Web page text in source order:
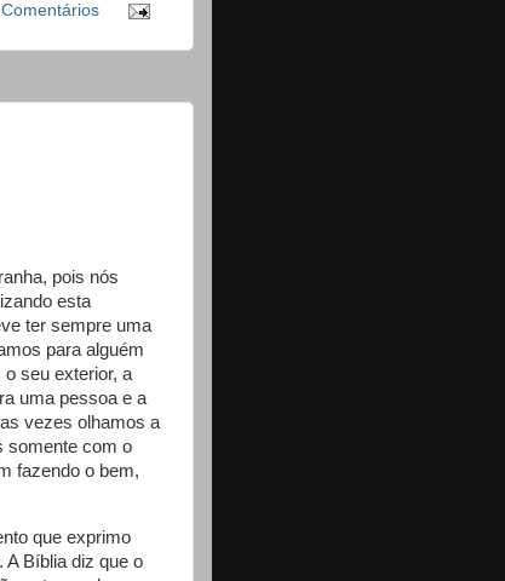
pois nós
esta
ter sempre uma
para alguém
seu exterior, a
uma pessoa e a
vezes olhamos a
somente com o
fazendo o bem,
que exprimo
A Bíblia diz que o